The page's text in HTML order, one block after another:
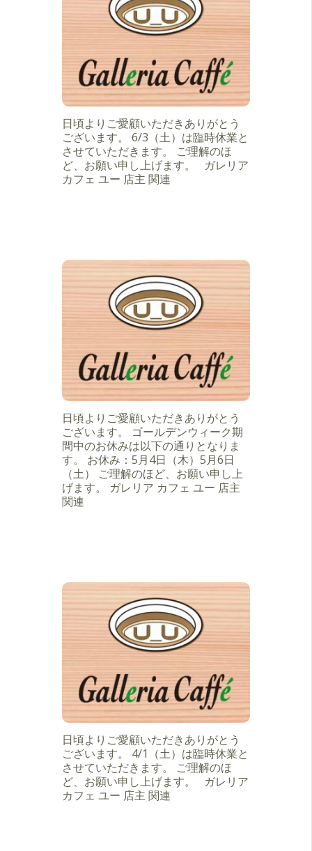
日頃よりご愛顧いただきありがとう
ございます。 6/3（土）は臨時休業と
させていただきます。 ご理解のほ
ど、お願い申し上げます。 ガレリア
カフェ ユー 店主 関連
日頃よりご愛顧いただきありがとう
ございます。 ゴールデンウィーク期
間中のお休みは以下の通りとなりま
す。 お休み：5月4日（木）5月6日
（土） ご理解のほど、お願い申し上
げます。 ガレリア カフェ ユー 店主
関連
日頃よりご愛顧いただきありがとう
ございます。 4/1（土）は臨時休業と
させていただきます。 ご理解のほ
ど、お願い申し上げます。 ガレリア
カフェ ユー 店主 関連